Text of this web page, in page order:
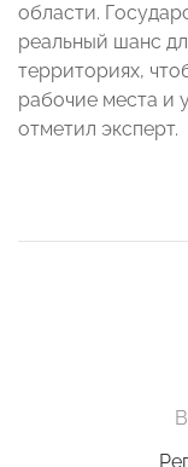
области.
реальный шанс
территориях,
рабочие места и
отметил эксперт.